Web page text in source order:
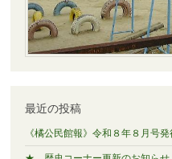
最近の投稿
《橘公民館報》令和８年８月号発